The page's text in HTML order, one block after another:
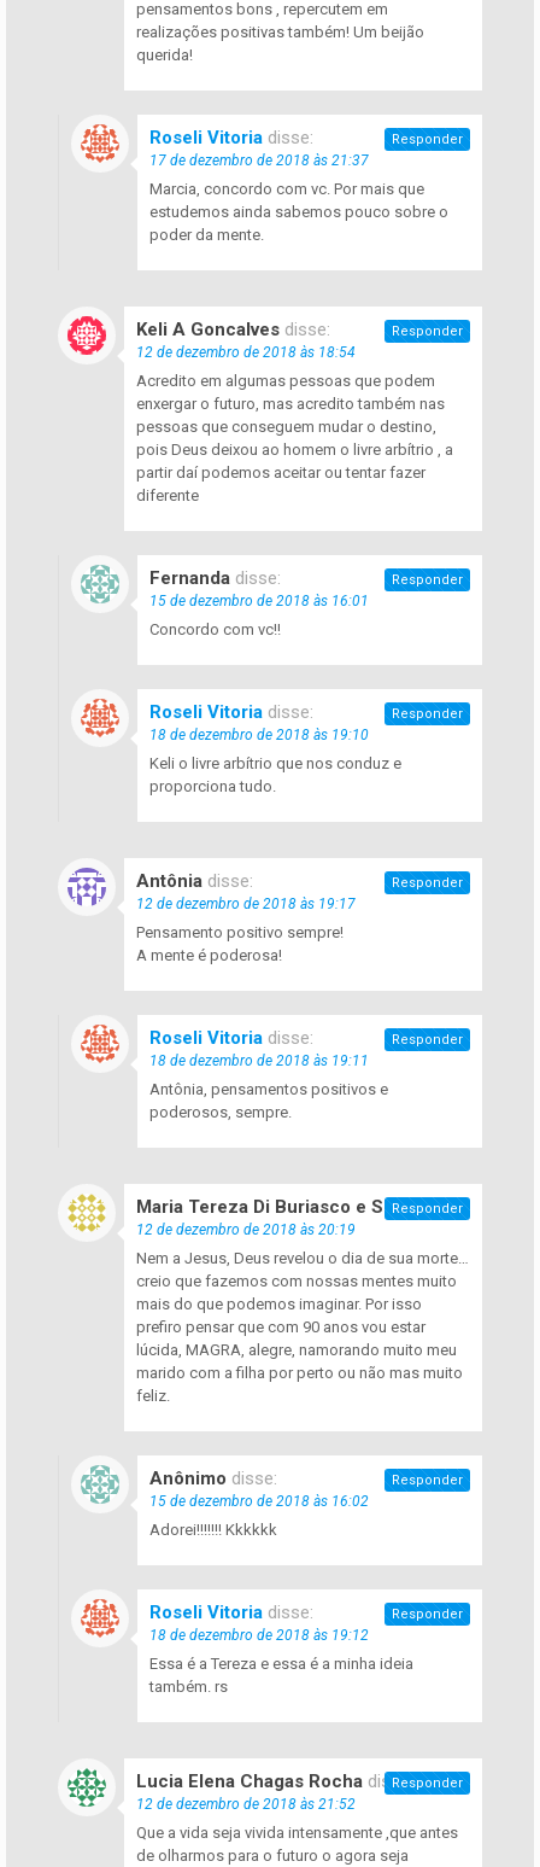
pensamentos bons , repercutem em
realizações positivas também! Um beijão
querida!
Roseli Vitoria disse:
17 de dezembro de 2018 às 21:37
Marcia, concordo com vc. Por mais que
estudemos ainda sabemos pouco sobre o
poder da mente.
Responder
Keli A Goncalves disse:
12 de dezembro de 2018 às 18:54
Acredito em algumas pessoas que podem
enxergar o futuro, mas acredito também nas
pessoas que conseguem mudar o destino,
pois Deus deixou ao homem o livre arbítrio , a
partir daí podemos aceitar ou tentar fazer
diferente
Responder
Fernanda disse:
15 de dezembro de 2018 às 16:01
Concordo com vc!!
Responder
Roseli Vitoria disse:
18 de dezembro de 2018 às 19:10
Keli o livre arbítrio que nos conduz e
proporciona tudo.
Responder
Antônia disse:
12 de dezembro de 2018 às 19:17
Pensamento positivo sempre!
A mente é poderosa!
Responder
Roseli Vitoria disse:
18 de dezembro de 2018 às 19:11
Antônia, pensamentos positivos e
poderosos, sempre.
Responder
Maria Tereza Di Buriasco e Silva disse:
12 de dezembro de 2018 às 20:19
Nem a Jesus, Deus revelou o dia de sua morte…
creio que fazemos com nossas mentes muito
mais do que podemos imaginar. Por isso
prefiro pensar que com 90 anos vou estar
lúcida, MAGRA, alegre, namorando muito meu
marido com a filha por perto ou não mas muito
feliz.
Responder
Anônimo disse:
15 de dezembro de 2018 às 16:02
Adorei!!!!!!! Kkkkkk
Responder
Roseli Vitoria disse:
18 de dezembro de 2018 às 19:12
Essa é a Tereza e essa é a minha ideia
também. rs
Responder
Lucia Elena Chagas Rocha disse:
12 de dezembro de 2018 às 21:52
Que a vida seja vivida intensamente ,que antes
de olharmos para o futuro o agora seja
Responder